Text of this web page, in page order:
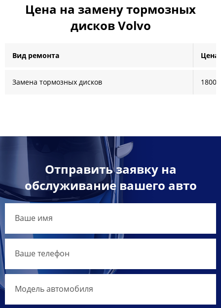
Цена на замену тормозных
дисков Volvo
Вид ремонта Цена
Замена тормозных дисков 1800
Отправить заявку на
обслуживание вашего авто